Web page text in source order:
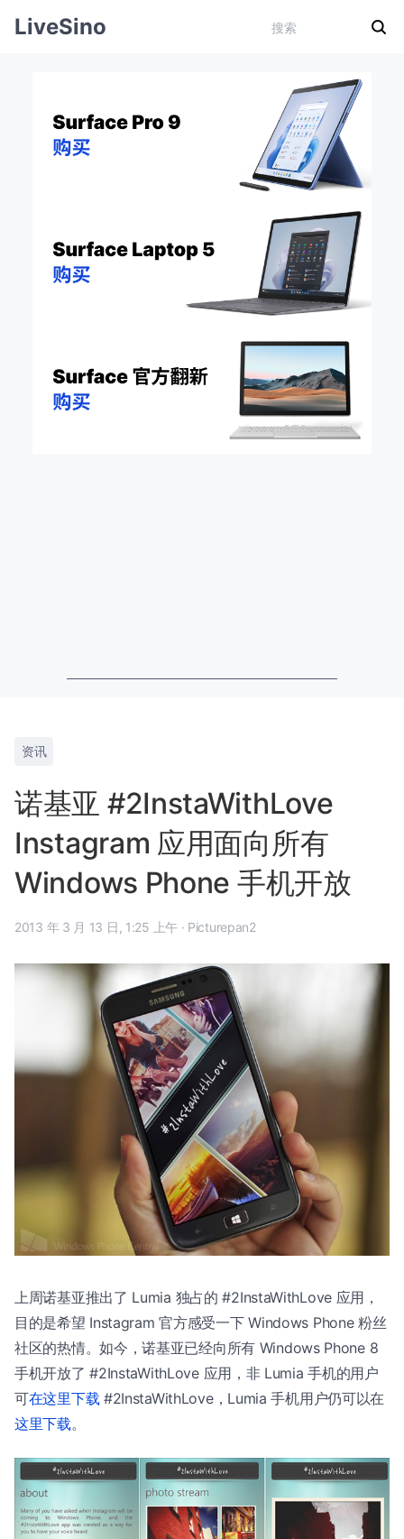
LiveSino
资讯
诺基亚 #2InstaWithLove
Instagram 应用面向所有
Windows Phone 手机开放
2013 年 3 月 13 日, 1:25 上午 · Picturepan2
上周诺基亚推出了 Lumia 独占的 #2InstaWithLove 应用，
目的是希望 Instagram 官方感受一下 Windows Phone 粉丝
社区的热情。如今，诺基亚已经向所有 Windows Phone 8
手机开放了 #2InstaWithLove 应用，非 Lumia 手机的用户
可在这里下载#2InstaWithLove，Lumia 手机用户仍可以在
这里下载。